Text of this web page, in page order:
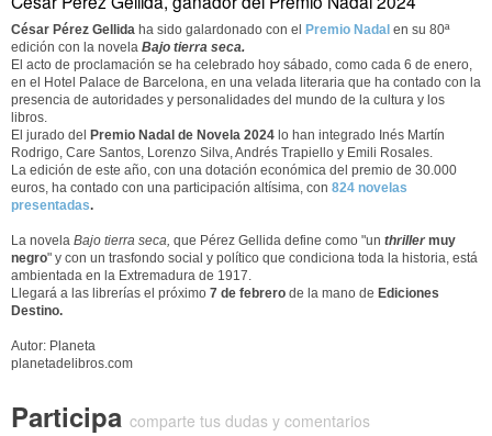
César Pérez Gellida ha sido galardonado con el Premio Nadal en su 80ª
edición con la novela Bajo tierra seca.
El acto de proclamación se ha celebrado hoy sábado, como cada 6 de enero,
en el Hotel Palace de Barcelona, en una velada literaria que ha contado con la
presencia de autoridades y personalidades del mundo de la cultura y los
libros.
El jurado del
Premio Nadal de Novela 2024 lo han integrado Inés Martín
Rodrigo, Care Santos, Lorenzo Silva, Andrés Trapiello y Emili Rosales.
La edición de este año, con una dotación económica del premio de 30.000
euros, ha contado con una participación altísima, con 824 novelas
presentadas.
La novela Bajo tierra seca, que Pérez Gellida define como "un thriller muy
negro" y con un trasfondo social y político que condiciona toda la historia, está
ambientada en la Extremadura de 1917.
Llegará a las librerías el próximo 7 de febrero de la mano de Ediciones
Destino.
Autor: Planeta
planetadelibros.com
Participa comparte tus dudas y comentarios